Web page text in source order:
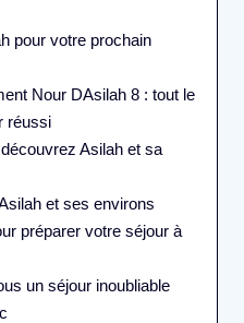
pour votre prochain
Nour DAsilah 8 : tout le
réussi
Asilah et sa
et ses environs
préparer votre séjour à
un séjour inoubliable